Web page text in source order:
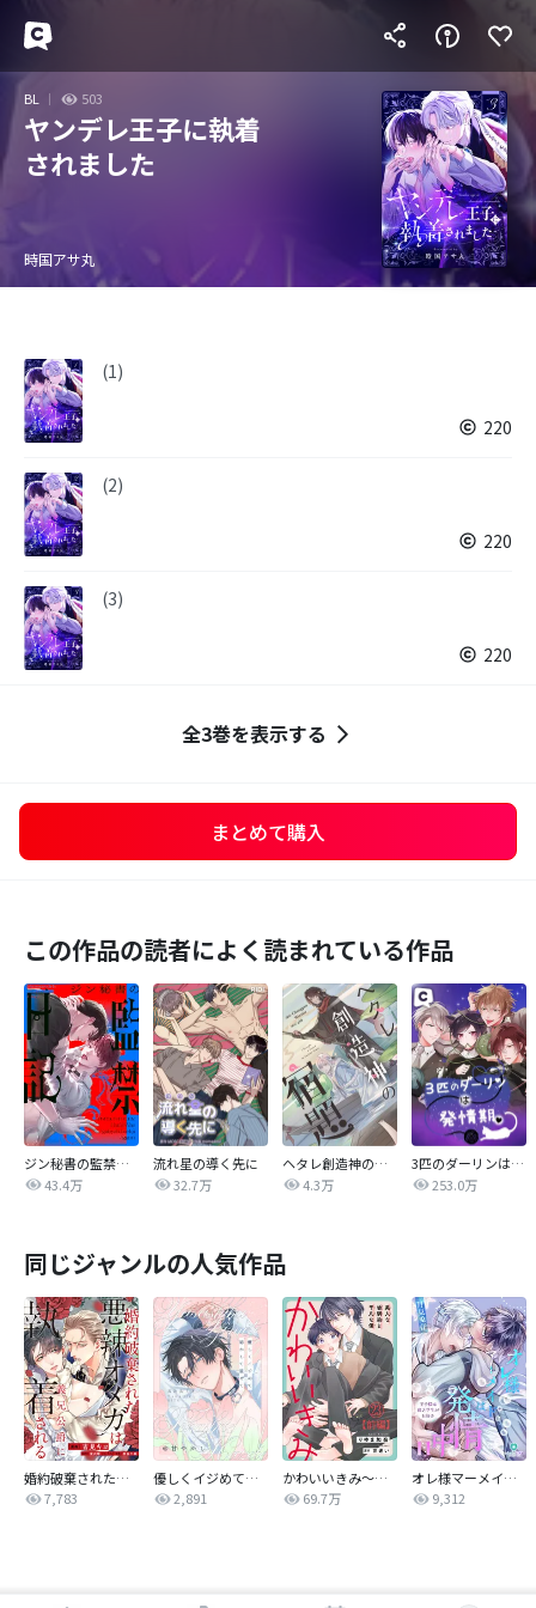
BL 503
ヤンデレ王子に執着
されました
時国アサ丸
(1)
220
(2)
220
(3)
220
全3巻を表示する
まとめて購入
この作品の読者によく読まれている作品
ジン秘書の監禁日記【タテヨミ】
43.4万
流れ星の導く先に
32.7万
ヘタレ創造神の宿題【タテヨミ】
4.3万
3匹のダーリンは発情期
253.0万
同じジャンルの人気作品
婚約破棄された悪辣オメガは義兄公爵に執着される 【連載版】
7,783
優しくイジめて溶かして混ぜて
2,891
かわいいきみ～美人な幼馴染と平凡な僕～
69.7万
オレ様マーメイドは発情中～王子様は貧乏学生がお好き～
9,312